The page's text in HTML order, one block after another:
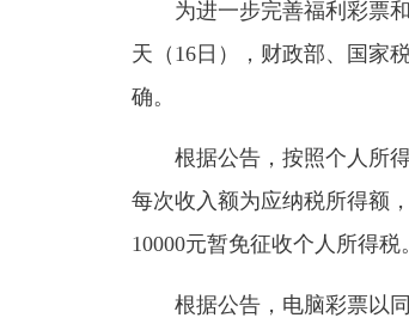
为进一步完善福利彩票
天（16日），财政部、国家
确。
根据公告，按照个人所
每次收入额为应纳税所得额
10000元暂免征收个人所得税。
根据公告，电脑彩票以